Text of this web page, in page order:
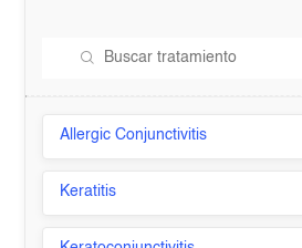
Allergic Conjunctivitis
Keratitis